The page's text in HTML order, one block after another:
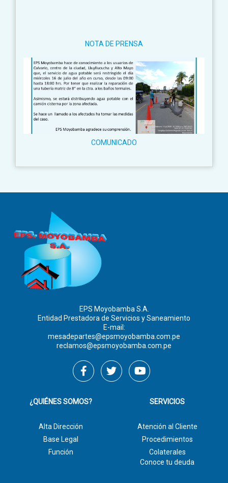
NOTA DE PRENSA
COMUNICADO
EPS Moyobamba S.A.
Entidad Prestadora de Servicios y Saneamiento
E-mail:
mesadepartes@epsmoyobamba.com.pe
reclamos@epsmoyobamba.com.pe
¿QUIÉNES SOMOS?
Alta Dirección
Base Legal
Función
SERVICIOS
Atención al Cliente
Procedimientos
Colaterales
Conoce tu deuda